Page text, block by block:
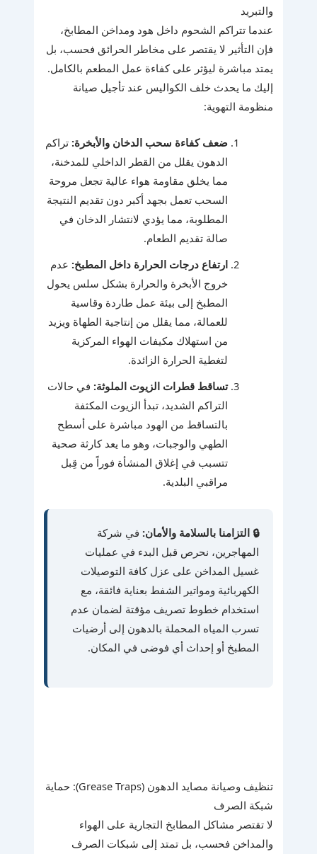
والتبريد
عندما تتراكم الشحوم داخل هود ومداخن المطابخ،
فإن التأثير لا يقتصر على مخاطر الحرائق فحسب، بل
يمتد مباشرة ليؤثر على كفاءة عمل المطعم بالكامل.
إليك ما يحدث خلف الكواليس عند تأجيل صيانة
منظومة التهوية:
ضعف كفاءة سحب الدخان والأبخرة: تراكم
الدهون يقلل من القطر الداخلي للمدخنة،
مما يخلق مقاومة هواء عالية تجعل مروحة
السحب تعمل بجهد أكبر دون تقديم النتيجة
المطلوبة، مما يؤدي لانتشار الدخان في
صالة تقديم الطعام.
ارتفاع درجات الحرارة داخل المطبخ: عدم
خروج الأبخرة والحرارة بشكل سلس يحول
المطبخ إلى بيئة عمل طاردة وقاسية
للعمالة، مما يقلل من إنتاجية الطهاة ويزيد
من استهلاك مكيفات الهواء المركزية
لتغطية الحرارة الزائدة.
تساقط قطرات الزيوت الملوثة: في حالات
التراكم الشديد، تبدأ الزيوت المكثفة
بالتساقط من الهود مباشرة على أسطح
الطهي والوجبات، وهو ما يعد كارثة صحية
تتسبب في إغلاق المنشأة فوراً من قِبل
مراقبي البلدية.
🔒 التزامنا بالسلامة والأمان: في شركة
المهاجرين، نحرص قبل البدء في عمليات
غسيل المداخن على عزل كافة التوصيلات
الكهربائية ومواتير الشفط بعناية فائقة، مع
استخدام خطوط تصريف مؤقتة لضمان عدم
تسرب المياه المحملة بالدهون إلى أرضيات
المطبخ أو إحداث أي فوضى في المكان.
تنظيف وصيانة مصايد الدهون (Grease Traps): حماية
شبكة الصرف
لا تقتصر مشاكل المطابخ التجارية على الهواء
والمداخن فحسب، بل تمتد إلى شبكات الصرف